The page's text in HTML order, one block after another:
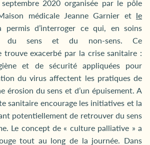
2020 organisée par le pôle
médicale Jeanne Garnier et le
d’interroger ce qui, en soins
du sens et du non-sens. Ce
trouve exacerbé par la crise sanitaire :
et de sécurité appliquées pour
du virus affectent les pratiques de
érosion du sens et d’un épuisement. A
sanitaire encourage les initiatives et la
potentiellement de retrouver du sens
Le concept de « culture palliative » a
tout au long de la journée. Dans